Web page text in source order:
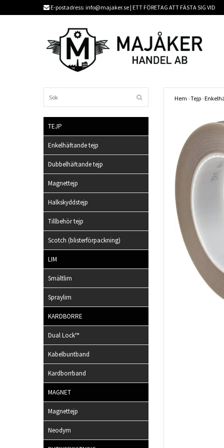
E-postadress: info@majaker.se| ETT FÖRETAG ATT FÄSTA SIG VID
TEJP
Enkelhäftande tejp
Dubbelhäftande tejp
Magnettejp
Halkskyddstejp
Tillbehör tejp
Scotch (blisterförpackning)
LIM
Smältlim
Spraylim
KARDBORRE
Dual Lock™
Kabelbuntband
Kardborrband
MAGNET
Magnettejp
Neodym
Hem ›Tejp ›